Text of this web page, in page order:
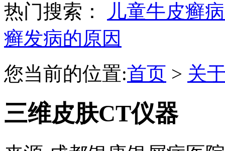
热门搜索：
儿童牛皮癣
癣发病的原因
您当前的位置:首页 > 关
三维皮肤CT仪器